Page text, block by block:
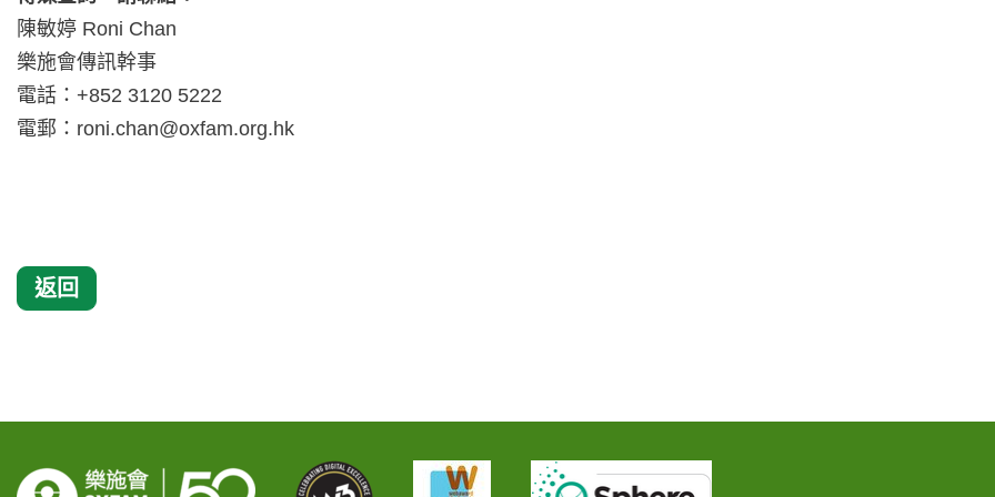
陳敏婷 Roni Chan
樂施會傳訊幹事
電話：+852 3120 5222
電郵： roni.chan@oxfam.org.hk
返回